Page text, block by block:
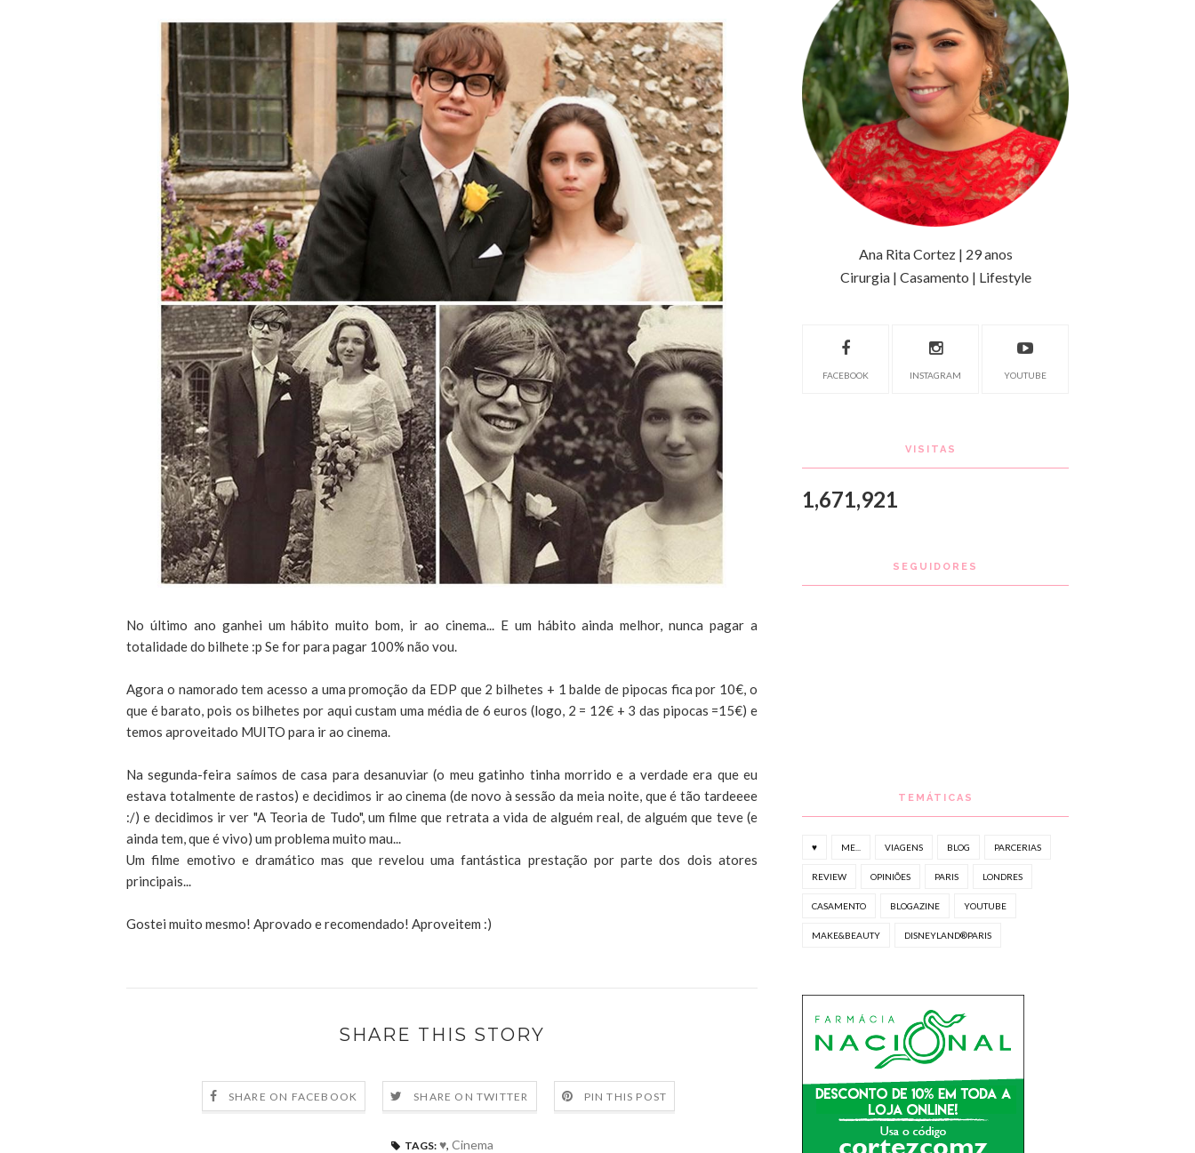
No último ano ganhei um hábito muito bom, ir ao cinema... E um hábito ainda melhor, nunca pagar a
totalidade do bilhete :p Se for para pagar 100% não vou.
Agora o namorado tem acesso a uma promoção da EDP que 2 bilhetes + 1 balde de pipocas fica por 10€, o
que é barato, pois os bilhetes por aqui custam uma média de 6 euros (logo, 2 = 12€ + 3 das pipocas =15€) e
temos aproveitado MUITO para ir ao cinema.
Na segunda-feira saímos de casa para desanuviar (o meu gatinho tinha morrido e a verdade era que eu
estava totalmente de rastos) e decidimos ir ao cinema (de novo à sessão da meia noite, que é tão tardeeee
:/) e decidimos ir ver "A Teoria de Tudo", um filme que retrata a vida de alguém real, de alguém que teve (e
ainda tem, que é vivo) um problema muito mau...
Um filme emotivo e dramático mas que revelou uma fantástica prestação por parte dos dois atores
principais...
Gostei muito mesmo! Aprovado e recomendado! Aproveitem :)
SHARE THIS STORY
SHARE ON FACEBOOK SHARE ON TWITTER PIN THIS POST
TAGS: ♥, Cinema
Ana Rita Cortez | 29 anos
Cirurgia | Casamento | Lifestyle
FACEBOOK INSTAGRAM YOUTUBE
VISITAS
1,671,921
SEGUIDORES
TEMÁTICAS
♥ ME... VIAGENS BLOG PARCERIAS
REVIEW OPINIÕES PARIS LONDRES
CASAMENTO BLOGAZINE YOUTUBE
MAKE&BEAUTY DISNEYLAND®PARIS